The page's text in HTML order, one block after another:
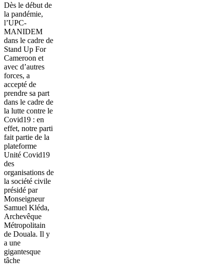
Dès le début de
la pandémie,
l’UPC-
MANIDEM
dans le cadre de
Stand Up For
Cameroon et
avec d’autres
forces, a
accepté de
prendre sa part
dans le cadre de
la lutte contre le
Covid19 : en
effet, notre parti
fait partie de la
plateforme
Unité Covid19
des
organisations de
la société civile
présidé par
Monseigneur
Samuel Kléda,
Archevêque
Métropolitain
de Douala. Il y
a une
gigantesque
tâche